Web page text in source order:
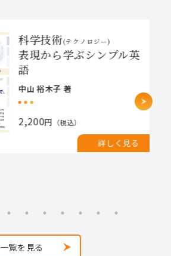
科学技術(テクノロジー)
表現から学ぶシンプル英
語
中山 裕木子 著
2,200円（税込）
詳しく見る
一覧を見る